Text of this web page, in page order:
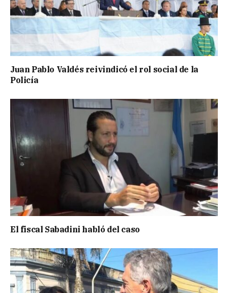
Juan Pablo Valdés reivindicó el rol social de la
Policía
El fiscal Sabadini habló del caso